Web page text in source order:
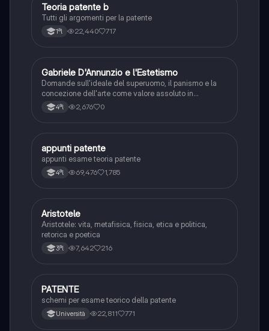
Altro
Teoria patente b
Tutti gli argomenti per la patente
1ªl 22,440 717
GItaliano
Gabriele D'Annunzio e l'Estetismo
Domande sull'ideale del superuomo, il panismo e la
concezione dell'arte come valore assoluto in
D'Annunzio.
4ªl 2,676 0
Altro
appunti patente
appunti esame teoria patente
4ªl 69,476 1,785
Filosofia
Aristotele
Aristotele: vita, metafisica, fisica, etica e politica,
retorica e poetica
3ªl 7,642 216
Altro
PATENTE
schemi per esame teorico della patente
Università 22,811 771